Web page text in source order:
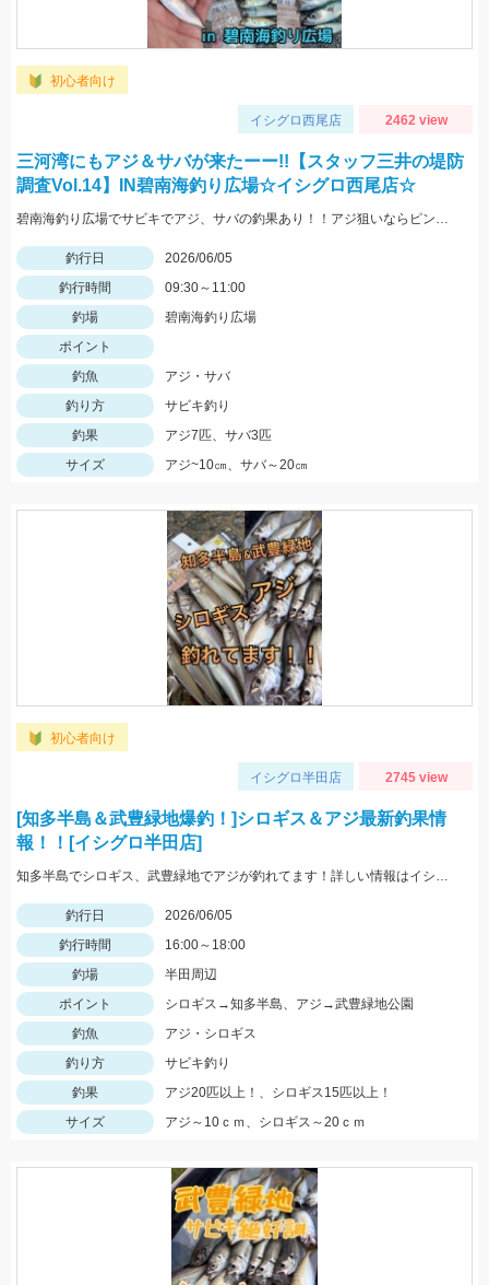
初心者向け
イシグロ西尾店 2462 view
三河湾にもアジ＆サバが来たーー!!【スタッフ三井の堤防
調査Vol.14】IN碧南海釣り広場☆イシグロ西尾店☆
碧南海釣り広場でサビキでアジ、サバの釣果あり！！アジ狙いならピンクスキン、サバやサッパはママカリサビキが効果的☆彡針のサイズは4～5号と小さい方がGOOD♪
釣行日
2026/06/05
釣行時間
09:30～11:00
釣場
碧南海釣り広場
ポイント
釣魚
アジ・サバ
釣り方
サビキ釣り
釣果
アジ7匹、サバ3匹
サイズ
アジ~10㎝、サバ～20㎝
初心者向け
イシグロ半田店 2745 view
[知多半島＆武豊緑地爆釣！]シロギス＆アジ最新釣果情
報！！[イシグロ半田店]
知多半島でシロギス、武豊緑地でアジが釣れてます！詳しい情報はイシグロ半田店へ店頭でご説明します♪
釣行日
2026/06/05
釣行時間
16:00～18:00
釣場
半田周辺
ポイント
シロギス→知多半島、アジ→武豊緑地公園
釣魚
アジ・シロギス
釣り方
サビキ釣り
釣果
アジ20匹以上！、シロギス15匹以上！
サイズ
アジ～10ｃｍ、シロギス～20ｃｍ